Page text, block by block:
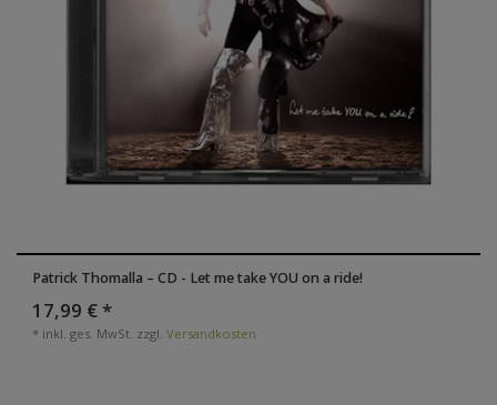
Patrick Thomalla – CD - Let me take YOU on a ride!
17,99 € *
* inkl. ges. MwSt. zzgl. Versandkosten